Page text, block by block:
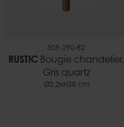
509-290-82
RUSTIC Bougie chandelier,
Gris quartz
Ø2,2xH28 cm